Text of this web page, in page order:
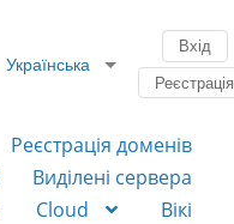
Українська
Вхід
Реєстрація
Реєстрація доменів
Виділені сервера
Cloud
Вікі